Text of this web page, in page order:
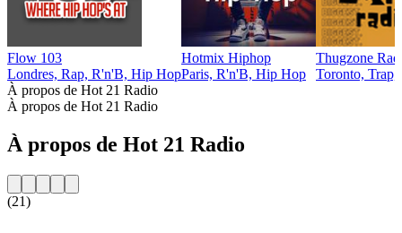
Flow 103
Londres, Rap, R'n'B, Hip Hop
Hotmix Hiphop
Paris, R'n'B, Hip Hop
Thugzone
Toronto,
À propos de Hot 21 Radio
À propos de Hot 21 Radio
À propos de Hot 21 Radio
(21)